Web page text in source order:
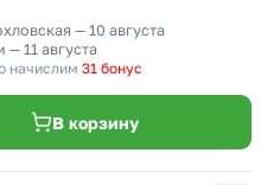
— 10 августа
11 августа
начислим 31 бонус
В корзину